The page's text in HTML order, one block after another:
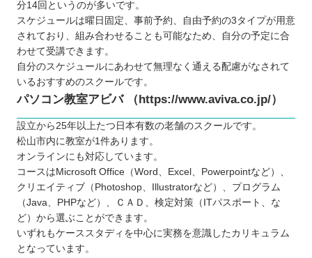
分14回というのが多いです。
スケジュールは曜日固定、事前予約、自由予約の3タイプが用意
されており、組み合わせることも可能なため、自分の予定に合
わせて受講できます。
自分のスケジュールにあわせて無理なく通える配慮がなされて
いるおすすめのスクールです。
パソコン教室アビバ （https://www.aviva.co.jp/）
設立から25年以上たつ日本有数の老舗のスクールです。
松山市内に教室が1件あります。
オンラインにも対応しています。
コースはMicrosoft Office（Word、Excel、Powerpointなど）、
クリエイティブ（Photoshop、Illustratorなど）、プログラム
（Java、PHPなど）、ＣＡＤ、検定対策（ITパスポート、な
ど）から選ぶことができます。
いずれもケーススタディを中心に実務を意識したカリキュラム
となっています。